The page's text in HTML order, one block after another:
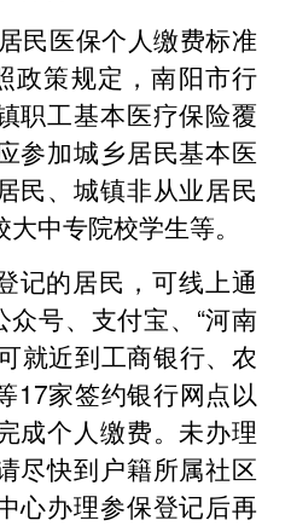
民医保个人缴费标准
政策规定，南阳市行
职工基本医疗保险覆
参加城乡居民基本医
民、城镇非从业居民
中专院校学生等。
记的居民，可线上通
众号、支付宝、“河南
就近到工商银行、农
17家签约银行网点以
成个人缴费。未办理
尽快到户籍所属社区
心办理参保登记后再